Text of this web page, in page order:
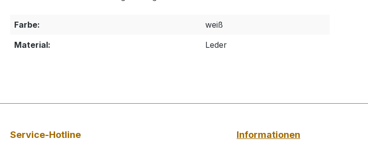
Farbe:
weiß
Material:
Leder
Service-Hotline Informationen